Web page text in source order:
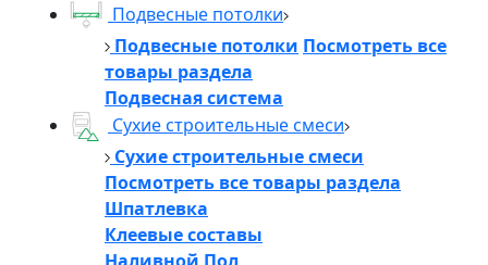
Подвесные потолки
Подвесные потолки Посмотреть все
товары раздела
Подвесная система
Сухие строительные смеси
Сухие строительные смеси
Посмотреть все товары раздела
Шпатлевка
Клеевые составы